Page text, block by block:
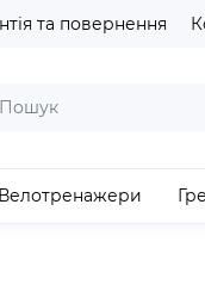
та повернення
Велотренажери